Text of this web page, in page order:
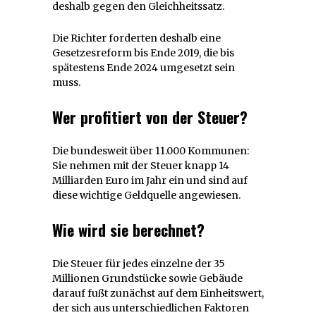
deshalb gegen den Gleichheitssatz.
Die Richter forderten deshalb eine
Gesetzesreform bis Ende 2019, die bis
spätestens Ende 2024 umgesetzt sein
muss.
Wer profitiert von der Steuer?
Die bundesweit über 11.000 Kommunen:
Sie nehmen mit der Steuer knapp 14
Milliarden Euro im Jahr ein und sind auf
diese wichtige Geldquelle angewiesen.
Wie wird sie berechnet?
Die Steuer für jedes einzelne der 35
Millionen Grundstücke sowie Gebäude
darauf fußt zunächst auf dem Einheitswert,
der sich aus unterschiedlichen Faktoren